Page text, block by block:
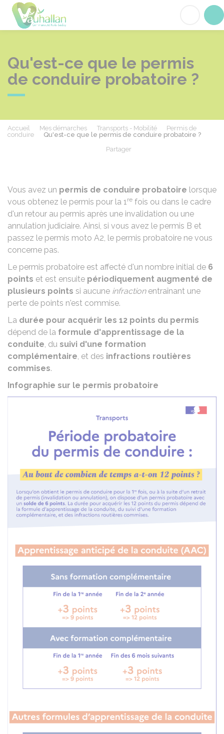
Qu'est-ce que le permis
de conduire probatoire ?
Accueil Mes démarches Transports - Mobilité
Permis de
conduire
Qu'est-ce que le permis de conduire probatoire ?
Partager
Vous avez un permis de conduire probatoire lorsque
vous obtenez le permis pour la 1re fois ou dans le cadre
d'un retour au permis après une invalidation ou une
annulation judiciaire. Ainsi, si vous avez le permis B et
passez le permis moto A2, le permis probatoire ne vous
concerne pas.
Le permis probatoire est affecté d'un nombre initial de 6
points et est ensuite périodiquement augmenté de
plusieurs points si aucune infractionentraînant une
perte de points n'est commise.
La durée pour acquérir les 12 points du permis
dépend de la formule d'apprentissage de la
conduite, du suivi d'une formation
complémentaire, et des infractions routières
commises.
Infographie sur le permis probatoire